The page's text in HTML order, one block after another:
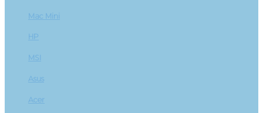
Mac Mini
HP
MSI
Asus
Acer